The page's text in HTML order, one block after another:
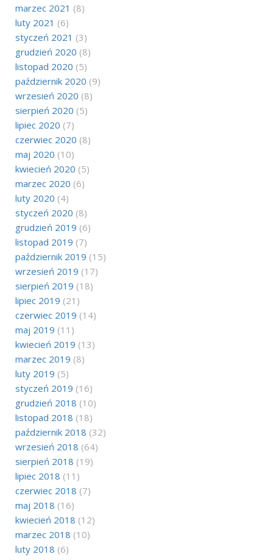
marzec 2021 (8)
luty 2021 (6)
styczeń 2021 (3)
grudzień 2020 (8)
listopad 2020 (5)
październik 2020 (9)
wrzesień 2020 (8)
sierpień 2020 (5)
lipiec 2020 (7)
czerwiec 2020 (8)
maj 2020 (10)
kwiecień 2020 (5)
marzec 2020 (6)
luty 2020 (4)
styczeń 2020 (8)
grudzień 2019 (6)
listopad 2019 (7)
październik 2019 (15)
wrzesień 2019 (17)
sierpień 2019 (18)
lipiec 2019 (21)
czerwiec 2019 (14)
maj 2019 (11)
kwiecień 2019 (13)
marzec 2019 (8)
luty 2019 (5)
styczeń 2019 (16)
grudzień 2018 (10)
listopad 2018 (18)
październik 2018 (32)
wrzesień 2018 (64)
sierpień 2018 (19)
lipiec 2018 (11)
czerwiec 2018 (7)
maj 2018 (16)
kwiecień 2018 (12)
marzec 2018 (10)
luty 2018 (6)